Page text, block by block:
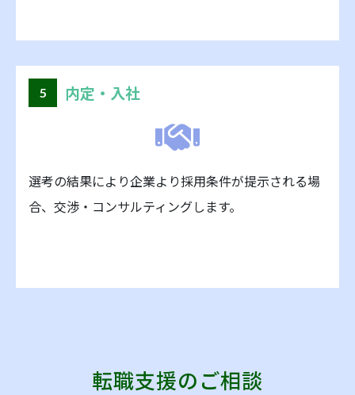
5 内定・入社
選考の結果により企業より採用条件が提示される場
合、交渉・コンサルティングします。
転職支援のご相談